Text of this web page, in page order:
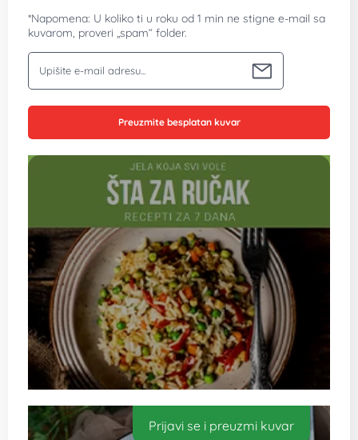
*Napomena: U koliko ti u roku od 1 min ne stigne e-mail sa
kuvarom, proveri „spam“ folder.
Preuzmite besplatan kuvar
Prijavi se i preuzmi kuvar